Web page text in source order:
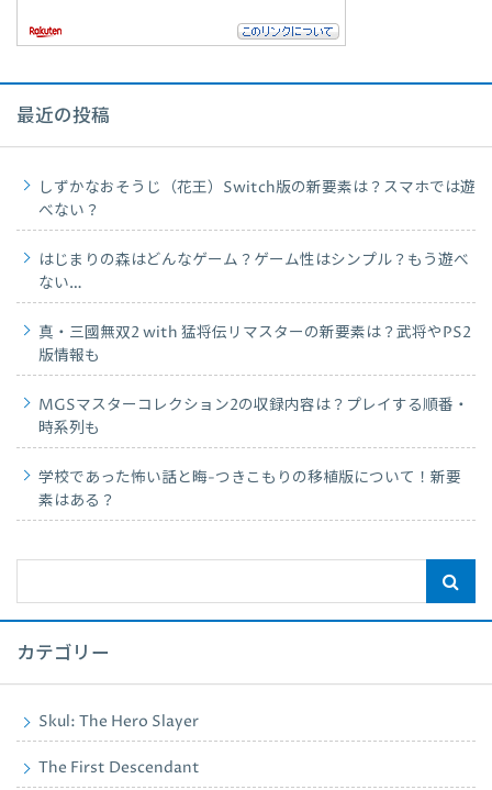
最近の投稿
しずかなおそうじ（花王）Switch版の新要素は？スマホでは遊
べない？
はじまりの森はどんなゲーム？ゲーム性はシンプル？もう遊べ
ない…
真・三國無双2 with 猛将伝リマスターの新要素は？武将やPS2
版情報も
MGSマスターコレクション2の収録内容は？プレイする順番・
時系列も
学校であった怖い話と晦-つきこもりの移植版について！新要
素はある？
カテゴリー
Skul: The Hero Slayer
The First Descendant